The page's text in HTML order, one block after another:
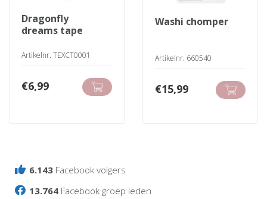
dragonfly
dreams tape
Artikelnr. TEXCT0001
€6,99
washi chomper
Artikelnr. 660540
€15,99
6.143 Facebook volgers
13.764 Facebook groep leden